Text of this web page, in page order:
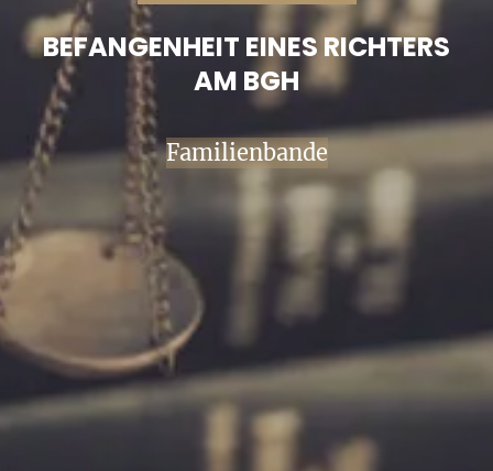
BEFANGENHEIT EINES RICHTERS
AM BGH
Familienbande